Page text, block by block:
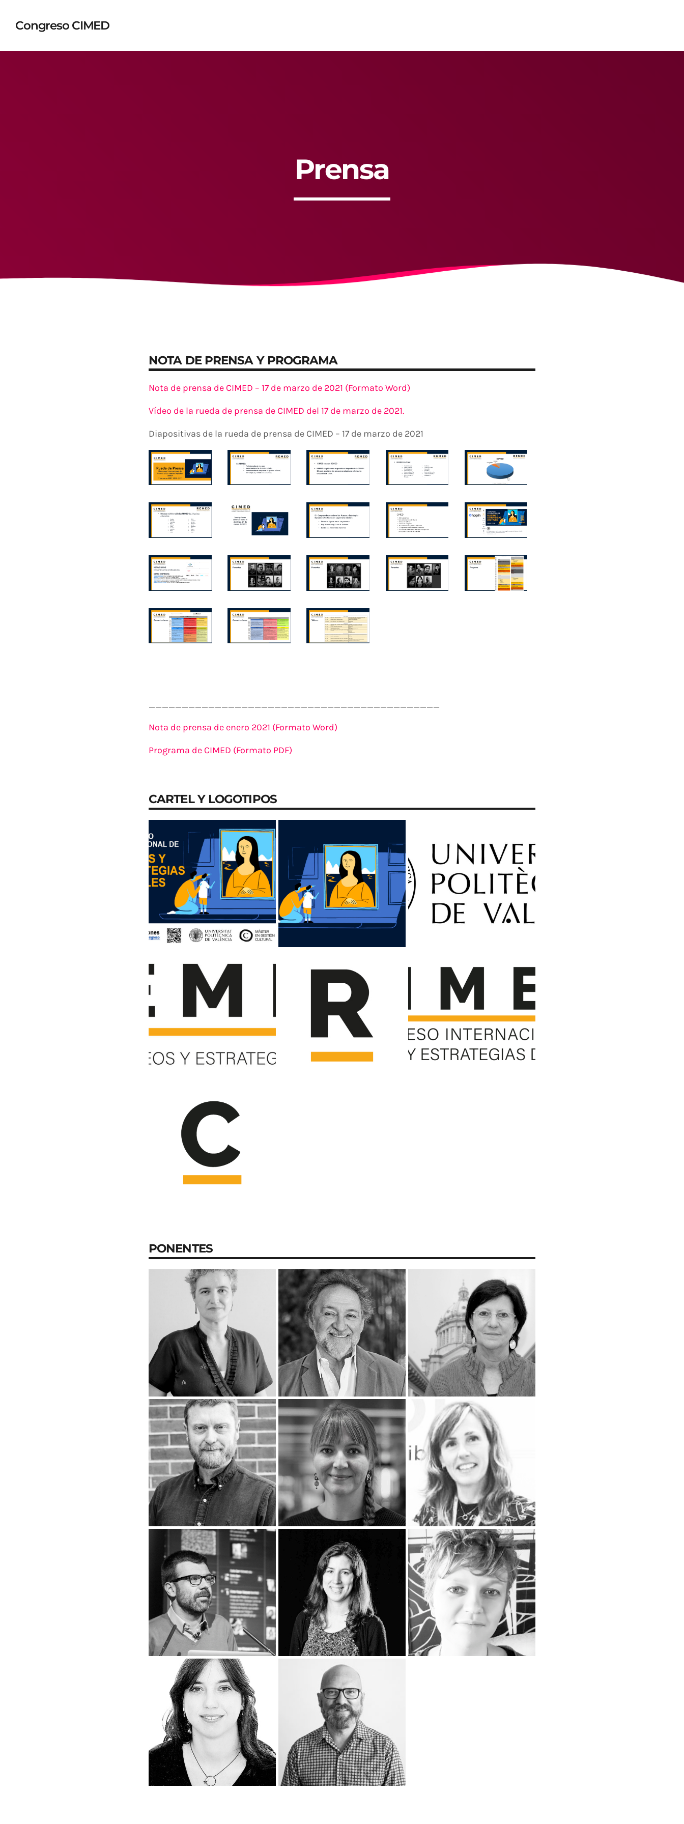
Congreso CIMED
Prensa
NOTA DE PRENSA Y PROGRAMA
Nota de prensa de CIMED – 17 de marzo de 2021 (Formato Word)
Vídeo de la rueda de prensa de CIMED del 17 de marzo de 2021.
Diapositivas de la rueda de prensa de CIMED – 17 de marzo de 2021
____________________________________________
Nota de prensa de enero 2021 (Formato Word)
Programa de CIMED (Formato PDF)
CARTEL Y LOGOTIPOS
13 de diciembre de 2020
CARTEL CONGRESO
CIMED
13 de diciembre de 2020
FONDO CARTEL
13 de diciembre de 2020
13 de diciembre de 2020 13 de diciembre de 2020
PONENTES
13 de diciembre de 2020
Ana Alvarez
13 de diciembre de 2020
Américo Castilla
13 de diciembre de 2020
Conxa_Rodà
13 de diciembre de 2020
Paul Marty
13 de diciembre de 2020
Merete Sanderhof
13 de diciembre de 2020
Isabel Crespo
13 de diciembre de 2020
Javier Pantoja
13 de diciembre de 2020
Elena Villaespesa
13 de diciembre de 2020
13 de diciembre de 2020 13 de diciembre de 2020